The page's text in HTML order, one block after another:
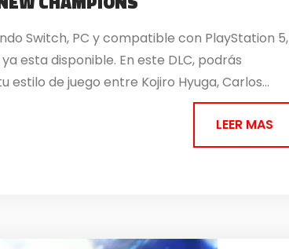
Switch, PC y compatible con PlayStation 5,
esta disponible. En este DLC, podrás
de juego entre Kojiro Hyuga, Carlos...
LEER MAS